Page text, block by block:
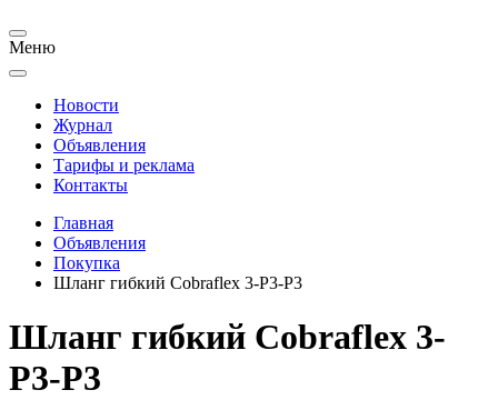
Меню
Новости
Журнал
Объявления
Тарифы и реклама
Контакты
Главная
Объявления
Покупка
Шланг гибкий Cobraflex 3-P3-P3
Шланг гибкий Cobraflex 3-
P3-P3